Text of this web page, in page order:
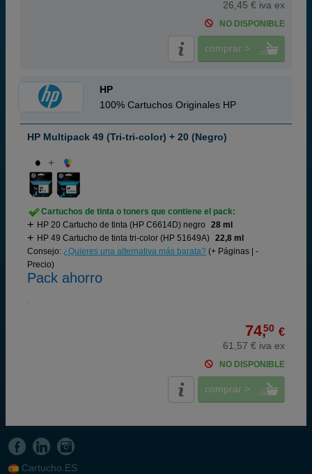
26,45 € iva ex
NO DISPONIBLE
comprar >
HP
100% Cartuchos Originales HP
HP Multipack 49 (Tri-tri-color) + 20 (Negro)
Cartuchos de tinta o toners que contiene el pack:
HP 20 Cartucho de tinta (HP C6614D) negro
28 ml
HP 49 Cartucho de tinta tri-color (HP 51649A) 22,8 ml
Consejo: ¿Quieres una alternativa más barata? (+ Páginas | -
Precio)
Pack ahorro
74,50 €
61,57 € iva ex
NO DISPONIBLE
comprar >
Cartucho.ES